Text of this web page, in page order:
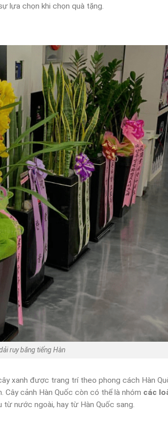
lựa chọn khi chọn quà tặng.
ruy băng tiếng Hàn
xanh được trang trí theo phong cách Hàn
cảnh Hàn Quốc còn có thể là nhóm các
nước ngoài, hay từ Hàn Quốc sang.